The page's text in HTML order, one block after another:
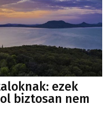
ezek
biztosan nem